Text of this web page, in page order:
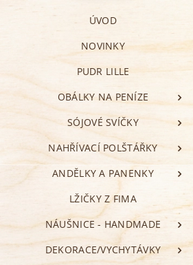
ÚVOD
NOVINKY
PUDR LILLE
OBÁLKY NA PENÍZE
SÓJOVÉ SVÍČKY
NAHŘÍVACÍ POLŠTÁŘKY
ANDĚLKY A PANENKY
LŽIČKY Z FIMA
NÁUŠNICE - HANDMADE
DEKORACE/VYCHYTÁVKY